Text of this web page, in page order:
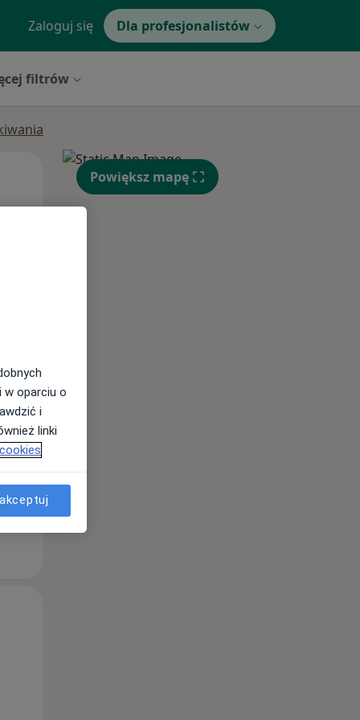
Zaloguj się Dla profesjonalistów
filtrów
Wt, Śr,
Pon,
10 Sie
Powiększ mapę
w oparciu o
i
linki